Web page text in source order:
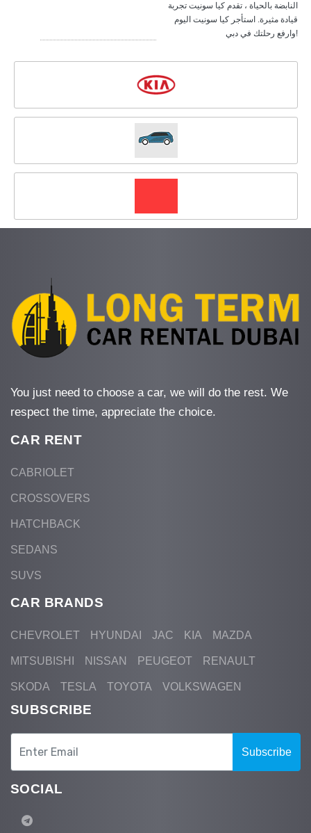
النابضة بالحياة ، تقدم كيا سونيت تجربة
قيادة مثيرة. استأجر كيا سونيت اليوم
وارفع رحلتك في دبي!
You just need to choose a car, we will do the rest. We
respect the time, appreciate the choice.
CAR RENT
CABRIOLET
CROSSOVERS
HATCHBACK
SEDANS
SUVS
CAR BRANDS
CHEVROLET HYUNDAI JAC KIA MAZDA
MITSUBISHI NISSAN PEUGEOT RENAULT
SKODA TESLA TOYOTA VOLKSWAGEN
SUBSCRIBE
Subscribe
SOCIAL